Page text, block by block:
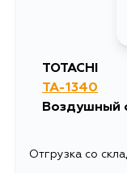
TOTACHI
TA-1340
Воздушный
Отгрузка со